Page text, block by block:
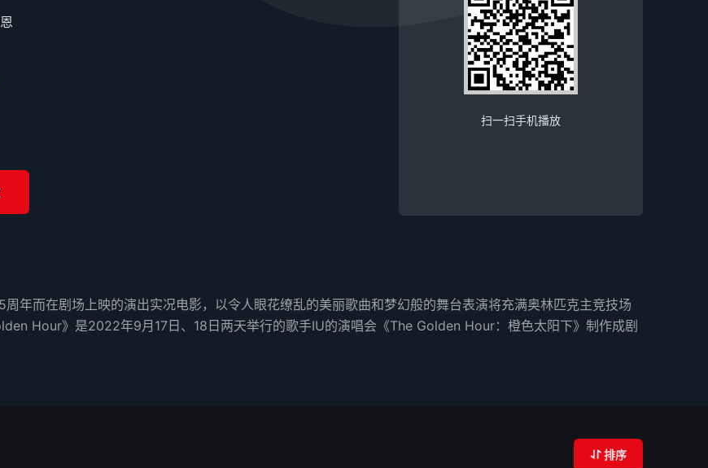
扫一扫手机播放
年而在剧场上映的演出实况电影，以令人眼花缭乱的美丽歌曲和梦幻般的舞台表演将充满奥林匹克主竞技场
Hour》是2022年9月17日、18日两天举行的歌手IU的演唱会《The Golden Hour：橙色太阳下》制作成剧
排序